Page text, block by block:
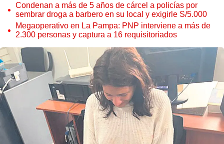
Condenan a más de 5 años de cárcel a policías por
sembrar droga a barbero en su local y exigirle S/5.000
Megaoperativo en La Pampa: PNP interviene a más de
2.300 personas y captura a 16 requisitoriados